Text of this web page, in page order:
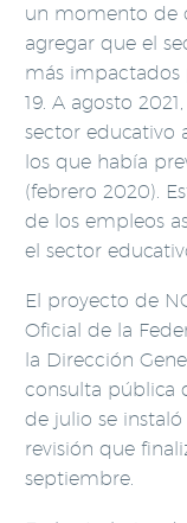
un momento de
agregar que el
más impactados
19. A agosto
sector educativo
los que había
(febrero 2020).
de los empleos
el sector
El proyecto de
Oficial de la
la Dirección
consulta pública
de julio se
revisión que
septiembre.